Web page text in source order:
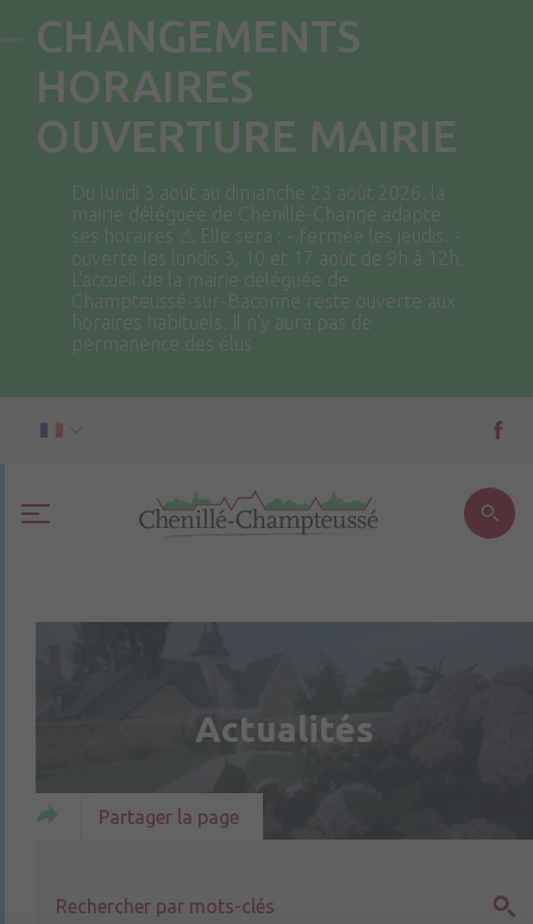
CHANGEMENTS
HORAIRES
OUVERTURE MAIRIE
Du lundi 3 août au dimanche 23 août 2026, la
mairie déléguée de Chenillé-Changé adapte
ses horaires ⚠ Elle sera : - fermée les jeudis. -
ouverte les lundis 3, 10 et 17 août de 9h à 12h.
L'accueil de la mairie déléguée de
Champteussé-sur-Baconne reste ouverte aux
horaires habituels. Il n'y aura pas de
permanence des élus
Actualités
Partager la page